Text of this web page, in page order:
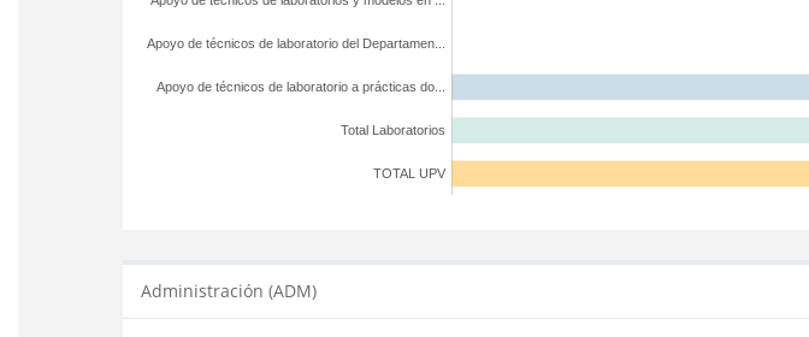
TOTAL UPV
Total Laboratorios
Apoyo de técnicos de laboratorio a prácticas do...
Apoyo de técnicos de laboratorio del Departamen...
Administración (ADM)